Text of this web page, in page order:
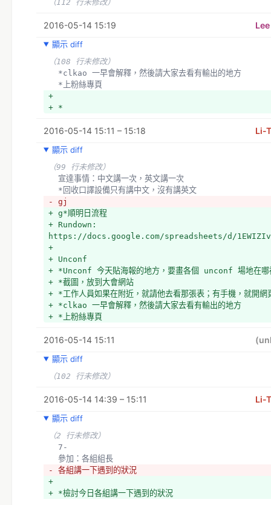
（112 行未修改）
2016-05-14 15:19 Lee
顯示 diff
（108 行未修改）
  *clkao 一早會解釋，然後請大家去看有輸出的地方
  *上粉絲專頁
+
+ *
2016-05-14 15:11 – 15:18 Li-
顯示 diff
（99 行未修改）
  宣達事情：中文講一次，英文講一次
  *回收口譯設備只有講中文，沒有講英文
- gj
+ g*順明日流程
+ Rundown:
https://docs.google.com/spreadsheets/d/
+
+ Unconf
+ *Unconf 今天貼海報的地方，要畫各個 unconf 場地在哪
+ *截圖，放到大會網站
+ *工作人員如果在附近，就請他去看那張表；有手機，就開網
+ *clkao 一早會解釋，然後請大家去看有輸出的地方
+ *上粉絲專頁
2016-05-14 15:11
顯示 diff
（102 行未修改）
2016-05-14 14:39 – 15:11 Li-
顯示 diff
（2 行未修改）
  7-
  參加：各組組長
- 各組講一下遇到的狀況
+
+ *檢討今日各組講一下遇到的狀況